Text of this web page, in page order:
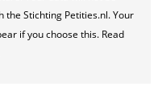
Stichting Petities.nl. Your
if you choose this. Read